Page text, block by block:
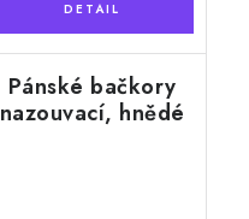
Pánské bačkory
nazouvací, hnědé